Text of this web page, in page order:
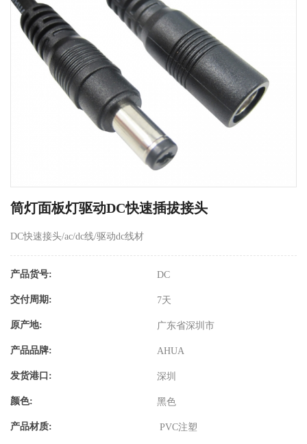
筒灯面板灯驱动DC快速插拔接头
DC快速接头/ac/dc线/驱动dc线材
产品货号: DC
交付周期: 7天
原产地: 广东省深圳市
产品品牌: AHUA
发货港口: 深圳
颜色: 黑色
产品材质: PVC注塑